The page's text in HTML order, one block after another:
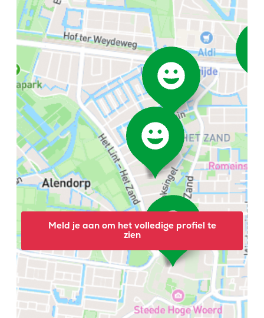
Meld je aan om het volledige profiel te
zien